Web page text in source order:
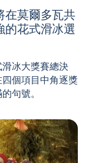
在莫爾多瓦共
的花式滑冰選
冰大獎賽總決
個項目中角逐獎
句號。